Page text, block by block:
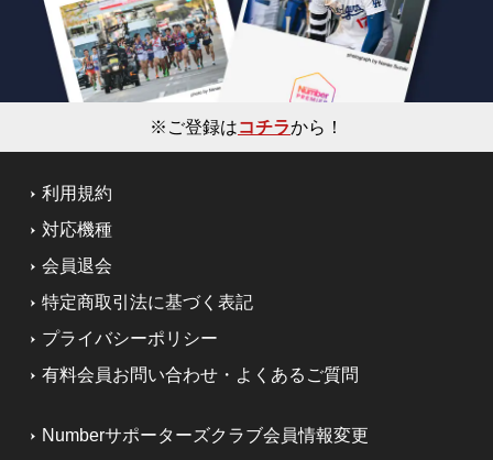
※ご登録はコチラから！
利用規約
対応機種
会員退会
特定商取引法に基づく表記
プライバシーポリシー
有料会員お問い合わせ・よくあるご質問
Numberサポーターズクラブ会員情報変更